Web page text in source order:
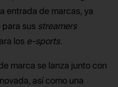
entrada de marcas, ya
sus streamers
los e-sports.
marca se lanza junto con
así como una